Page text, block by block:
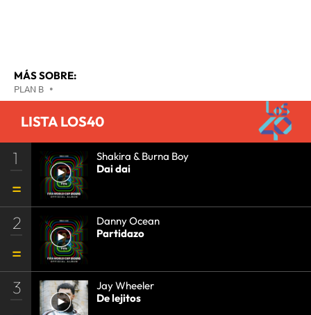
MÁS SOBRE:
PLAN B •
LISTA LOS40
1
Shakira & Burna Boy
Dai dai
2
Danny Ocean
Partidazo
3
Jay Wheeler
De lejitos